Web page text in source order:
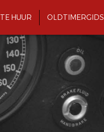
TE HUUR OLDTIMERGIDS